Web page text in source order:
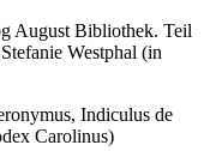
August Bibliothek. Teil
Westphal (in
Indiculus de
Carolinus)